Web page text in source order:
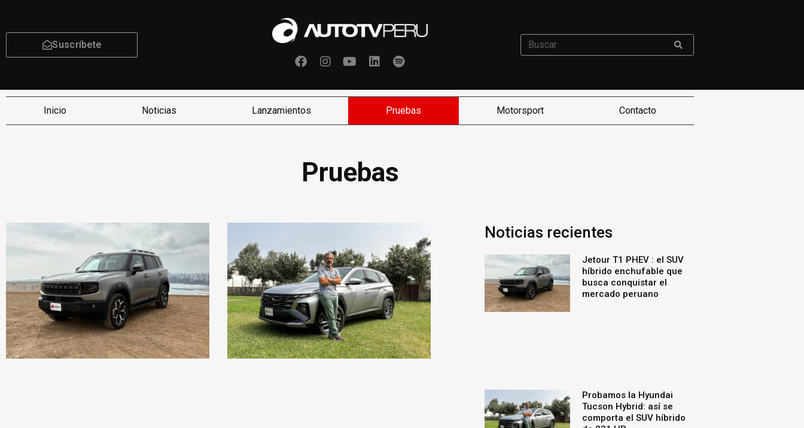
Suscríbete
Inicio Noticias Lanzamientos Pruebas Motorsport Contacto
Pruebas
Noticias recientes
Jetour T1 PHEV : el SUV
híbrido enchufable que
busca conquistar el
mercado peruano
Probamos la Hyundai
Tucson Hybrid: así se
comporta el SUV híbrido